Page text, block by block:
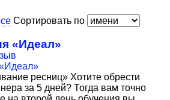
Сортировать по
«Идеал»
ресниц» Хотите обрести
за 5 дней? Тогда вам точно